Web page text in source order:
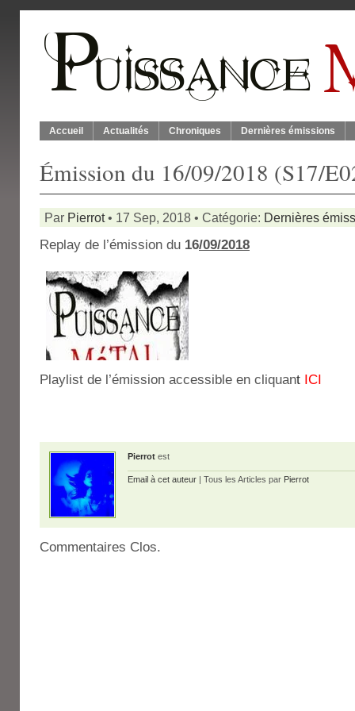
Accueil Actualités Chroniques Dernières émissions
Émission du 16/09/2018 (S17/
Par Pierrot• 17 Sep, 2018 • Catégorie: Dernières
Replay de l’émission du 16/09/2018
Playlist de l’émission accessible en cliquant ICI
Pierrot est
Email à cet auteur | Tous les Articles par Pierrot
Commentaires Clos.